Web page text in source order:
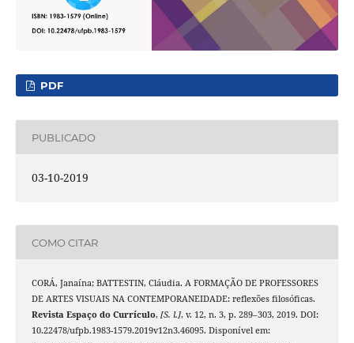
PDF
PUBLICADO
03-10-2019
COMO CITAR
CORÁ, Janaína; BATTESTIN, Cláudia. A FORMAÇÃO DE PROFESSORES
DE ARTES VISUAIS NA CONTEMPORANEIDADE: reflexões filosóficas.
Revista Espaço do Currículo, [S. l.], v. 12, n. 3, p. 289–303, 2019. DOI:
10.22478/ufpb.1983-1579.2019v12n3.46095. Disponível em: